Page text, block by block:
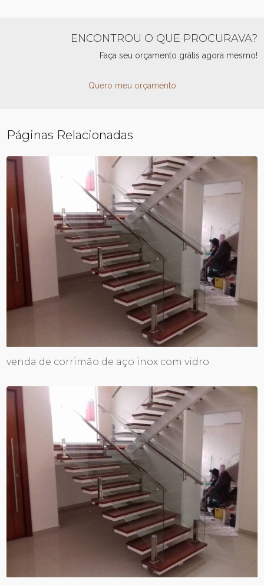
ENCONTROU O QUE PROCURAVA?
Faça seu orçamento grátis agora mesmo!
Quero meu orçamento
Páginas Relacionadas
venda de corrimão de aço inox com vidro